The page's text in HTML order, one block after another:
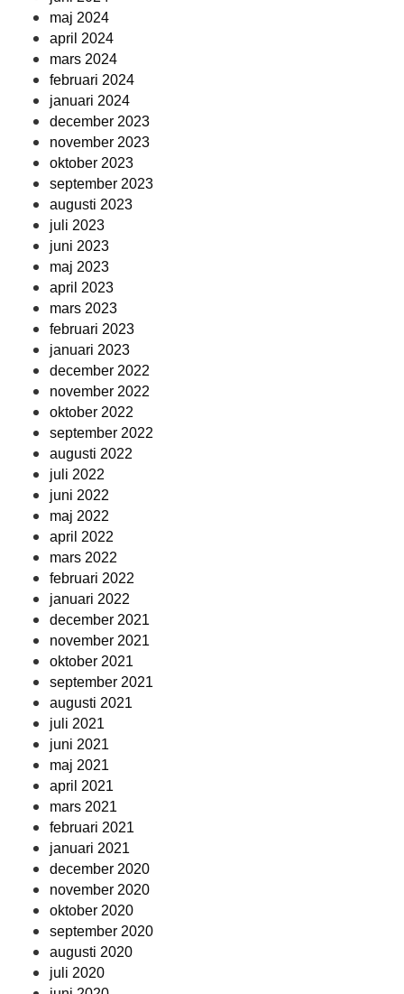
maj 2024
april 2024
mars 2024
februari 2024
januari 2024
december 2023
november 2023
oktober 2023
september 2023
augusti 2023
juli 2023
juni 2023
maj 2023
april 2023
mars 2023
februari 2023
januari 2023
december 2022
november 2022
oktober 2022
september 2022
augusti 2022
juli 2022
juni 2022
maj 2022
april 2022
mars 2022
februari 2022
januari 2022
december 2021
november 2021
oktober 2021
september 2021
augusti 2021
juli 2021
juni 2021
maj 2021
april 2021
mars 2021
februari 2021
januari 2021
december 2020
november 2020
oktober 2020
september 2020
augusti 2020
juli 2020